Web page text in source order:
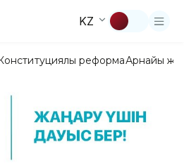
KZ
реформаАрнайы